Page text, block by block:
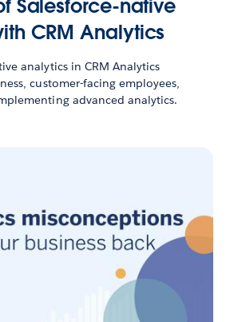
Salesforce-native
CRM Analytics
analytics in CRM Analytics
customer-facing employees,
advanced analytics.